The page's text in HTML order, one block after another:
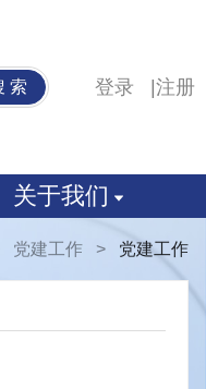
索 登录 注册
关于我们
党建工作 > 党建工作